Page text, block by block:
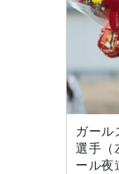
ガール
選手（
ール夜